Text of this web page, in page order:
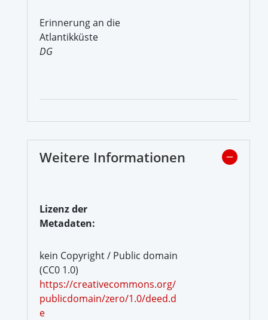
Erinnerung an die
Atlantikküste
DG
Weitere Informationen
Lizenz der
Metadaten:
kein Copyright / Public domain
(CC0 1.0)
https://creativecommons.org/
publicdomain/zero/1.0/deed.d
e